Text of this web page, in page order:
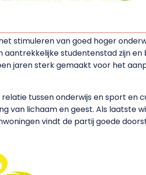
stimuleren van goed hoger
aantrekkelijke studentenstad zijn
jaren sterk gemaakt voor het
tussen onderwijs en sport en
van lichaam en geest. Als laatste
vindt de partij goede